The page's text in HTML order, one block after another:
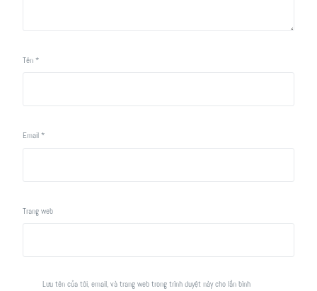
Tên*
Email*
Trang web
Lưu tên của tôi, email, và trang web trong trình duyệt này cho lần bình